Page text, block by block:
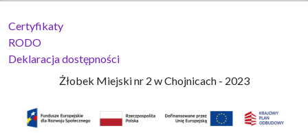
Certyfikaty
RODO
Deklaracja dostępności
Żłobek Miejski nr 2 w Chojnicach - 2023